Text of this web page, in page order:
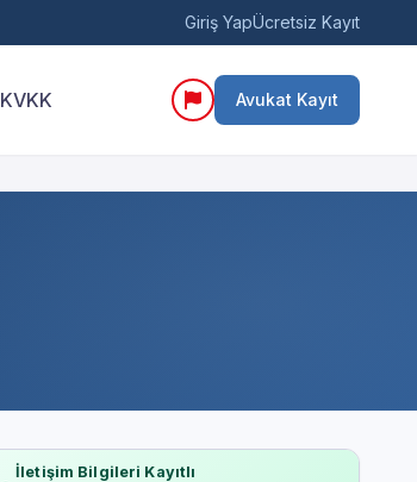
Giriş YapÜcretsiz Kayıt
KVKK Avukat Kayıt
İletişim Bilgileri Kayıtlı